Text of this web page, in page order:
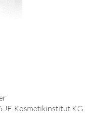
JF-Kosmetikinstitut KG